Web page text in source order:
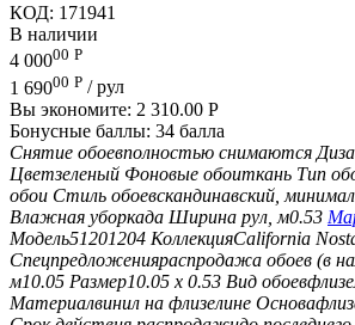
КОД: 171941
В наличии
4 00000 Р
1 69000 Р / рул
Вы экономите: 2 310.00 Р
Бонусные баллы: 34 балла
Снятие обоевполностью снимаются
Цветзеленый Фоновые обоиткань Тип
обои Стиль обоевскандинавский,
Влажная уборкада Ширина рул, м0.53
Модель51201204 КоллекцияCalifornia
Спецпредложенияраспродажа обоев (в
м10.05 Размер10.05 х 0.53 Вид обоев
Материалвинил на флизелине Основа